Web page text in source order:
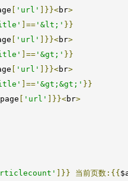
'url' ]}}<br>
]=='&lt;' }}
'url' ]}}<br>
]=='&gt;' }}
'url' ]}}<br>
]=='&gt;&gt;' }}
'url' ]}}<br>
]}} 当前页数:{{